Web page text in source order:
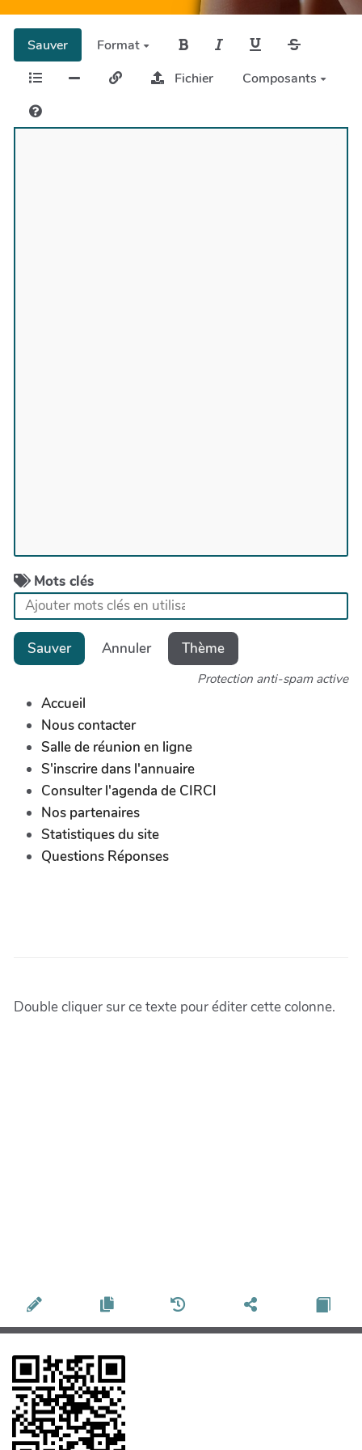
Sauver
Format
Fichier
Composants
Mots clés
Sauver Annuler Thème
Protection anti-spam active
Accueil
Nous contacter
Salle de réunion en ligne
S'inscrire dans l'annuaire
Consulter l'agenda de CIRCI
Nos partenaires
Statistiques du site
Questions Réponses
Double cliquer sur ce texte pour éditer cette colonne.